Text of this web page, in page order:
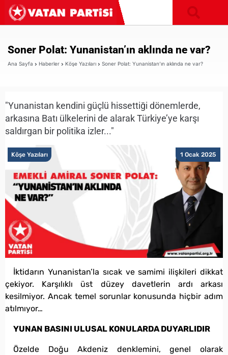
Soner Polat: Yunanistan’ın aklında ne var?
Ana Sayfa Haberler Köşe Yazıları Soner Polat: Yunanistan’ın aklında ne var?
"Yunanistan kendini güçlü hissettiği dönemlerde,
arkasına Batı ülkelerini de alarak Türkiye’ye karşı
saldırgan bir politika izler..."
1 Ocak 2025
Köşe Yazıları
İktidarın Yunanistan’la sıcak ve samimi ilişkileri dikkat
çekiyor. Karşılıklı üst düzey davetlerin ardı arkası
kesilmiyor. Ancak temel sorunlar konusunda hiçbir adım
atılmıyor…
YUNAN BASINI ULUSAL KONULARDA DUYARLIDIR
Özelde Doğu Akdeniz denklemini, genel olarak